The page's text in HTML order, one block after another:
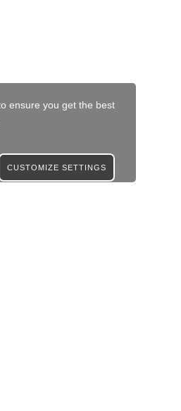
ensure you get the best
CUSTOMIZE SETTINGS